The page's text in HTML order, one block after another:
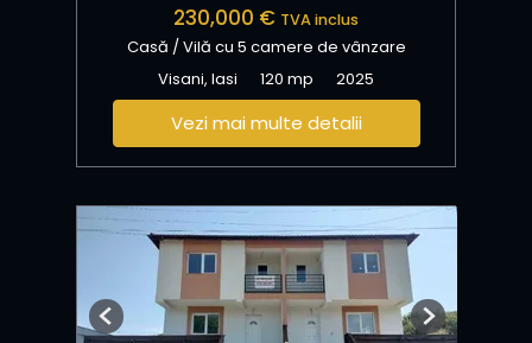
230,000 € TVA inclus
Casă / Vilă cu 5 camere de vânzare
Visani, Iasi
120 mp 2025
Vezi mai multe detalii
Previous Next